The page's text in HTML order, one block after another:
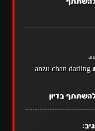
להשתתף
אתם יכולים לתרגם את anzu chan darling
בדיון